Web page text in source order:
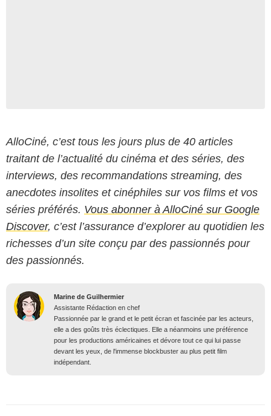
AlloCiné, c’est tous les jours plus de 40 articles
traitant de l’actualité du cinéma et des séries, des
interviews, des recommandations streaming, des
anecdotes insolites et cinéphiles sur vos films et vos
séries préférés. Vous abonner à AlloCiné sur Google
Discover, c’est l’assurance d’explorer au quotidien les
richesses d’un site conçu par des passionnés pour
des passionnés.
Marine de Guilhermier
Assistante Rédaction en chef
Passionnée par le grand et le petit écran et fascinée par les acteurs,
elle a des goûts très éclectiques. Elle a néanmoins une préférence
pour les productions américaines et dévore tout ce qui lui passe
devant les yeux, de l'immense blockbuster au plus petit film
indépendant.